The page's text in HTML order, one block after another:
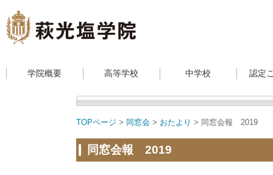
学院概要 高等学校 中学校 認定
TOPページ > 同窓会 > おたより > 同窓会報 2019
同窓会報 2019